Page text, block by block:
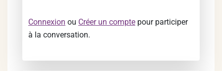
Connexion ou Créer un compte pour participer
à la conversation.